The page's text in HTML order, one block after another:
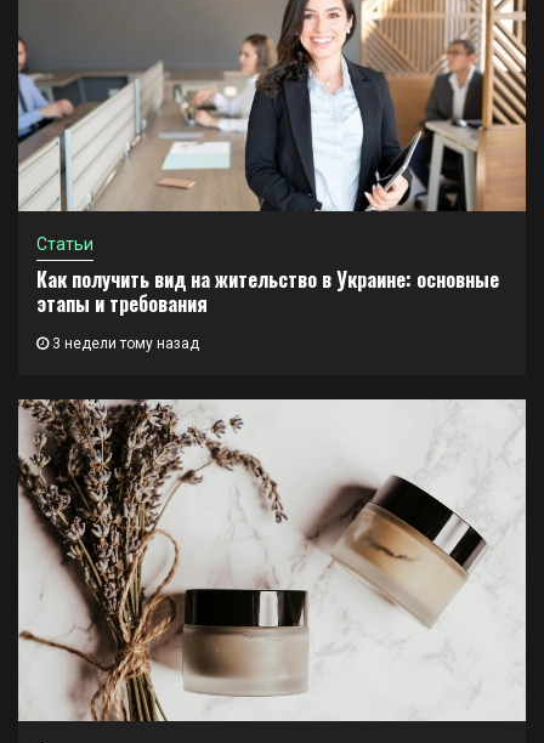
Статьи
Как получить вид на жительство в Украине: основные
этапы и требования
3 недели тому назад